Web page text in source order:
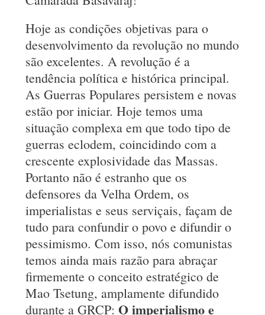
Hoje as condições objetivas para o
desenvolvimento da revolução no mundo
são excelentes. A revolução é a
tendência política e histórica principal.
As Guerras Populares persistem e novas
estão por iniciar. Hoje temos uma
situação complexa em que todo tipo de
guerras eclodem, coincidindo com a
crescente explosividade das Massas.
Portanto não é estranho que os
defensores da Velha Ordem, os
imperialistas e seus serviçais, façam de
tudo para confundir o povo e difundir o
pessimismo. Com isso, nós comunistas
temos ainda mais razão para abraçar
firmemente o conceito estratégico de
Mao Tsetung, amplamente difundido
durante a GRCP:O imperialismo e